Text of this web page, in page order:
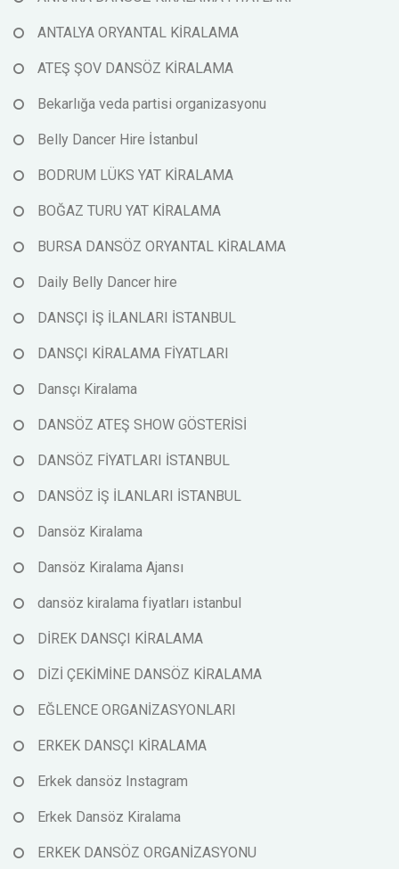
ANTALYA ORYANTAL KİRALAMA
ATEŞ ŞOV DANSÖZ KİRALAMA
Bekarlığa veda partisi organizasyonu
Belly Dancer Hire İstanbul
BODRUM LÜKS YAT KİRALAMA
BOĞAZ TURU YAT KİRALAMA
BURSA DANSÖZ ORYANTAL KİRALAMA
Daily Belly Dancer hire
DANSÇI İŞ İLANLARI İSTANBUL
DANSÇI KİRALAMA FİYATLARI
Dansçı Kiralama
DANSÖZ ATEŞ SHOW GÖSTERİSİ
DANSÖZ FİYATLARI İSTANBUL
DANSÖZ İŞ İLANLARI İSTANBUL
Dansöz Kiralama
Dansöz Kiralama Ajansı
dansöz kiralama fiyatları istanbul
DİREK DANSÇI KİRALAMA
DİZİ ÇEKİMİNE DANSÖZ KİRALAMA
EĞLENCE ORGANİZASYONLARI
ERKEK DANSÇI KİRALAMA
Erkek dansöz Instagram
Erkek Dansöz Kiralama
ERKEK DANSÖZ ORGANİZASYONU